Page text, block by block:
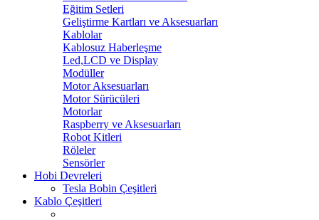
Eğitim Setleri
Geliştirme Kartları ve Aksesuarları
Kablolar
Kablosuz Haberleşme
Led,LCD ve Display
Modüller
Motor Aksesuarları
Motor Sürücüleri
Motorlar
Raspberry ve Aksesuarları
Robot Kitleri
Röleler
Sensörler
Hobi Devreleri
Tesla Bobin Çeşitleri
Kablo Çeşitleri